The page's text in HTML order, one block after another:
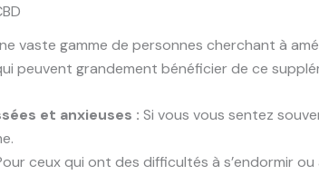
vaste gamme de personnes cherchant à
peuvent grandement bénéficier de ce
et anxieuses : Si vous vous sentez
ceux qui ont des difficultés à s’endormir